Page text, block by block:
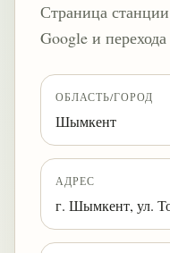
Страница
Google и
ОБЛАСТЬ/ГОРОД
Шымкент
АДРЕС
г. Шымкент, ул.